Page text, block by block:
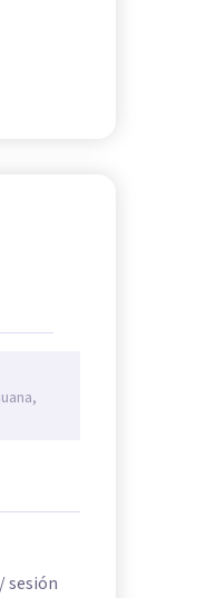
/ sesión